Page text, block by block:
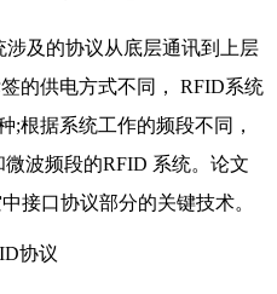
及的协议从底层通讯到上层
的供电方式不同， RFID系统
;根据系统工作的频段不同，
波频段的RFID 系统。论文
接口协议部分的关键技术。